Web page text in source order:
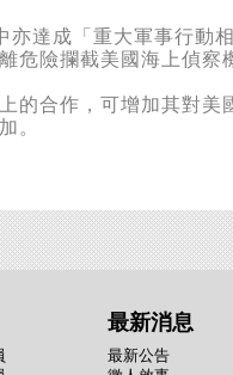
成「重大軍事行動相
危險攔截美國海上偵
合作，可增加其對美
。
最新消息
最新公告